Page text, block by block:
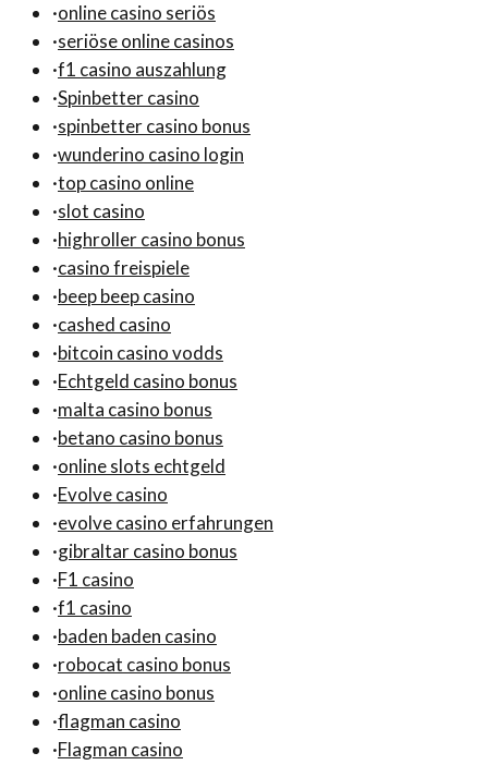
·online casino seriös
·seriöse online casinos
·f1 casino auszahlung
·Spinbetter casino
·spinbetter casino bonus
·wunderino casino login
·top casino online
·slot casino
·highroller casino bonus
·casino freispiele
·beep beep casino
·cashed casino
·bitcoin casino vodds
·Echtgeld casino bonus
·malta casino bonus
·betano casino bonus
·online slots echtgeld
·Evolve casino
·evolve casino erfahrungen
·gibraltar casino bonus
·F1 casino
·f1 casino
·baden baden casino
·robocat casino bonus
·online casino bonus
·flagman casino
·Flagman casino